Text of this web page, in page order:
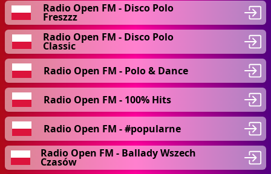
Radio Open FM - Disco Polo
Freszzz
Radio Open FM - Disco Polo
Classic
Radio Open FM - Polo & Dance
Radio Open FM - 100% Hits
Radio Open FM - #popularne
Radio Open FM - Ballady Wszech
Czasów